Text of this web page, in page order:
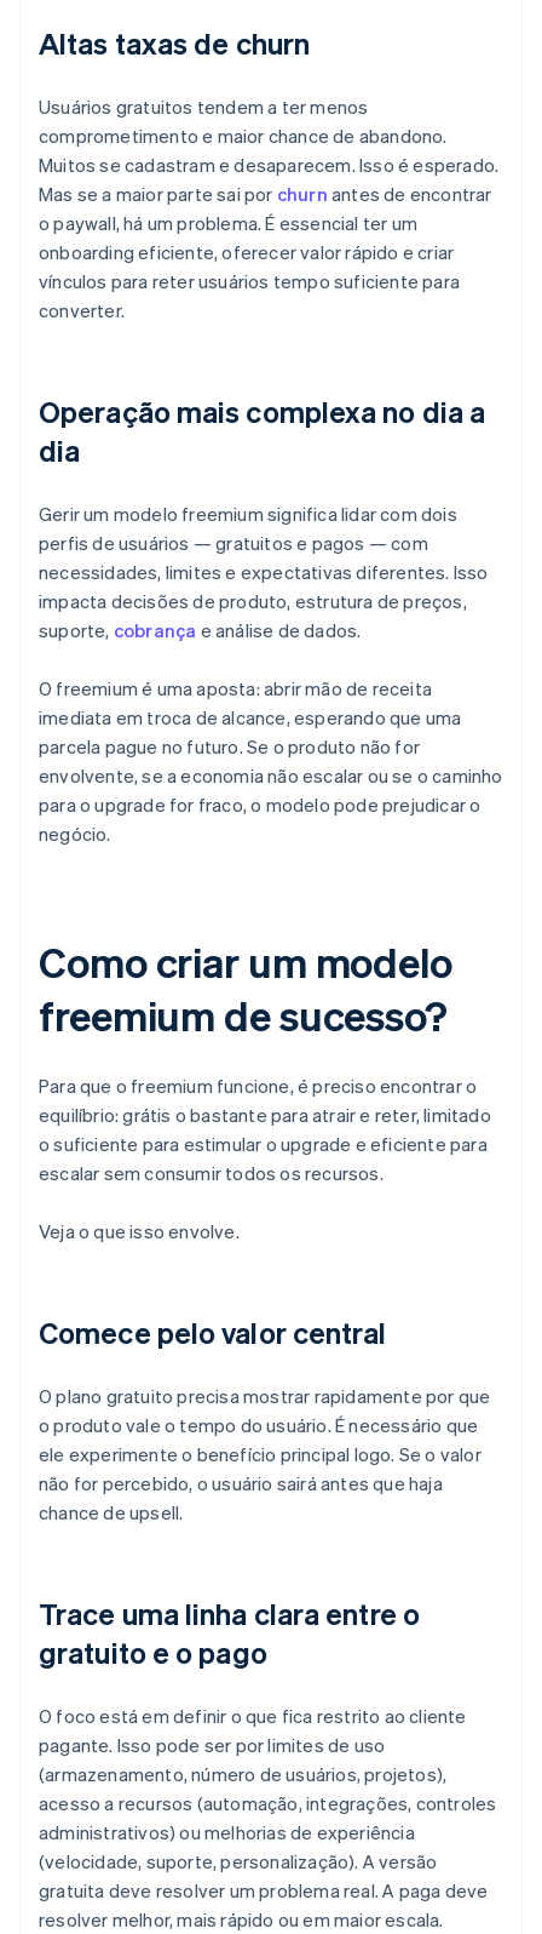
Altas taxas de churn
Usuários gratuitos tendem a ter menos
comprometimento e maior chance de abandono.
Muitos se cadastram e desaparecem. Isso é esperado.
Mas se a maior parte sai por churn antes de encontrar
o paywall, há um problema. É essencial ter um
onboarding eficiente, oferecer valor rápido e criar
vínculos para reter usuários tempo suficiente para
converter.
Operação mais complexa no dia a
dia
Gerir um modelo freemium significa lidar com dois
perfis de usuários — gratuitos e pagos — com
necessidades, limites e expectativas diferentes. Isso
impacta decisões de produto, estrutura de preços,
suporte, cobrança e análise de dados.
O freemium é uma aposta: abrir mão de receita
imediata em troca de alcance, esperando que uma
parcela pague no futuro. Se o produto não for
envolvente, se a economia não escalar ou se o caminho
para o upgrade for fraco, o modelo pode prejudicar o
negócio.
Como criar um modelo
freemium de sucesso?
Para que o freemium funcione, é preciso encontrar o
equilíbrio: grátis o bastante para atrair e reter, limitado
o suficiente para estimular o upgrade e eficiente para
escalar sem consumir todos os recursos.
Veja o que isso envolve.
Comece pelo valor central
O plano gratuito precisa mostrar rapidamente por que
o produto vale o tempo do usuário. É necessário que
ele experimente o benefício principal logo. Se o valor
não for percebido, o usuário sairá antes que haja
chance de upsell.
Trace uma linha clara entre o
gratuito e o pago
O foco está em definir o que fica restrito ao cliente
pagante. Isso pode ser por limites de uso
(armazenamento, número de usuários, projetos),
acesso a recursos (automação, integrações, controles
administrativos) ou melhorias de experiência
(velocidade, suporte, personalização). A versão
gratuita deve resolver um problema real. A paga deve
resolver melhor, mais rápido ou em maior escala.